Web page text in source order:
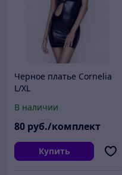
Черное платье Cornelia
L/XL
В наличии
80 руб./комплект
Купить